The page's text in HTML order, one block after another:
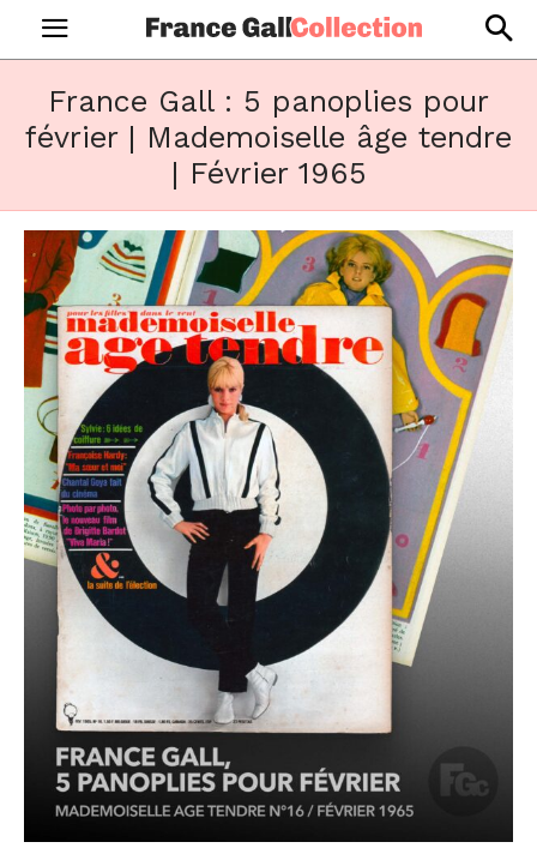
France Gall : 5 panoplies pour
février | Mademoiselle âge tendre
| Février 1965